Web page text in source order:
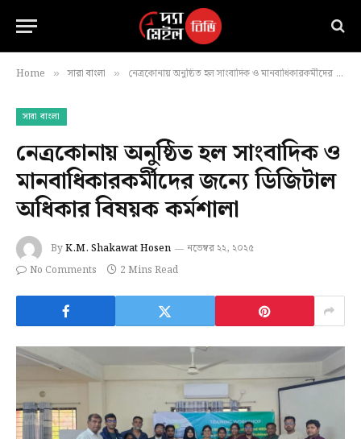
Home » সারা বাংলা » নেত্রকোনায় অনুষ্ঠিত হল সাংবাদিক ও মানবাধিকারকর্মীদের জন্যে ডিজিটাল অধিকার বিষয়ক কর্মশালা
সারা বাংলা
নেত্রকোনায় অনুষ্ঠিত হল সাংবাদিক ও
মানবাধিকারকর্মীদের জন্যে ডিজিটাল
অধিকার বিষয়ক কর্মশালা
ByK.M. Shakawat Hosen
নভেম্বর ২২, ২০২৫
No Comments
2 Mins Read